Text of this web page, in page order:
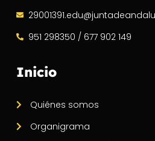
951 298350 / 677 902 149
Inicio
Quiénes somos
Organigrama